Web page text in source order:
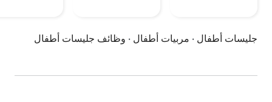
جليسات أطفال · مربيات أطفال · وظائف جليسات أطفال